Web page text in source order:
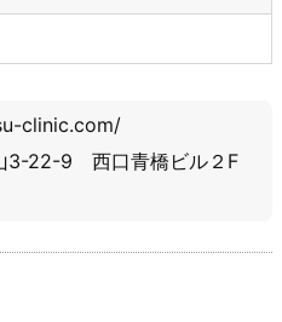
clinic.com/
3-22-9 西口青橋ビル２F